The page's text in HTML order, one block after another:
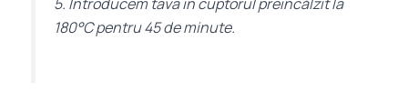
180°C pentru 45 de minute.